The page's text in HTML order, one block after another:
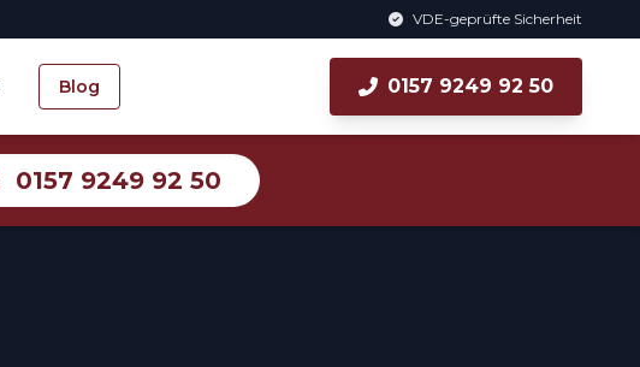
VDE-geprüfte Sicherheit
Blog 0157 9249 92 50
0157 9249 92 50